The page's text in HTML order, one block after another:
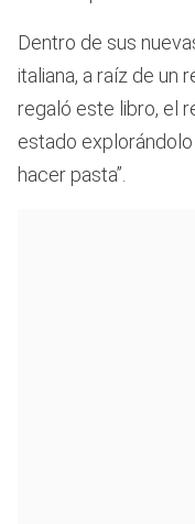
Dentro de sus
italiana, a raíz de un
regaló este libro, el
estado
hacer pasta”.